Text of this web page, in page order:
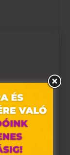
„süti")